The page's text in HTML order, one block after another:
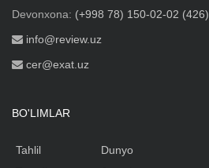
Devonxona: (+998 78) 150-02-02 (426)
info@review.uz
cer@exat.uz
BO'LIMLAR
Tahlil
Dunyo